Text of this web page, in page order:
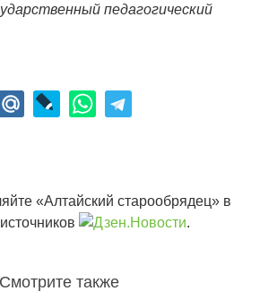
педагогический
«Алтайский старообрядец» в
.
Смотрите также